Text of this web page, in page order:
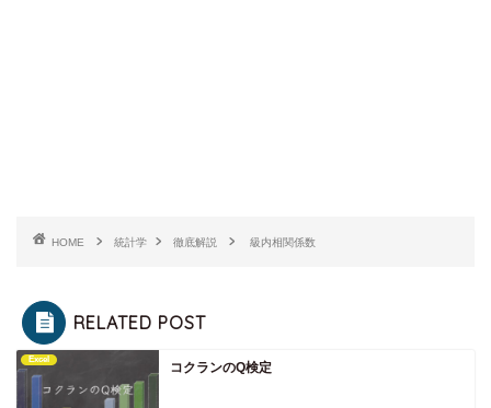
HOME 統計学 徹底解説 級内相関係数
RELATED POST
Excel
コクランのQ検定